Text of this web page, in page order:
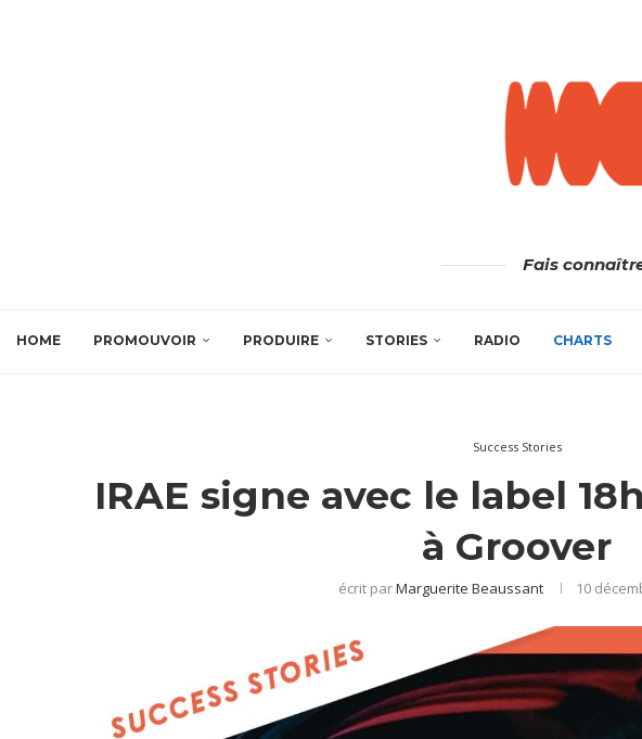
Fais
HOME PROMOUVOIR PRODUIRE STORIES RADIO CHARTS
Success Stories
IRAE signe avec le label
à Groover
écrit parMarguerite Beaussant 10